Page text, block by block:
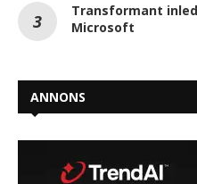
Transformant
Microsoft
ANNONS